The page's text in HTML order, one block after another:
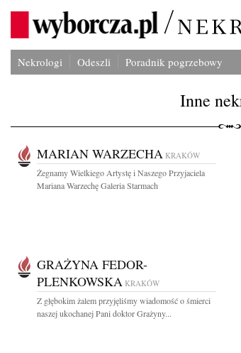
Nekrologi Odeszli Poradnik pogrzebowy
Inne
MARIAN WARZECHA KRAKÓW
Żegnamy Wielkiego Artystę i Naszego Przyjaciela
Mariana Warzechę Galeria Starmach
GRAŻYNA FEDOR-
PLENKOWSKA KRAKÓW
Z głębokim żalem przyjęliśmy wiadomość o śmierci
naszej ukochanej Pani doktor Grażyny...